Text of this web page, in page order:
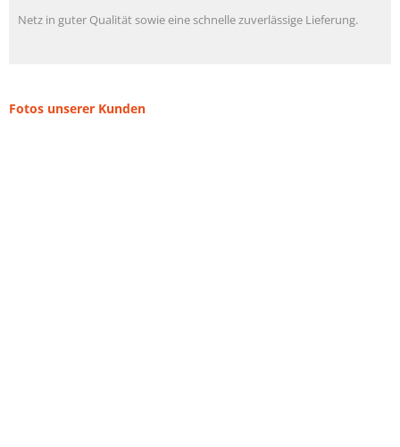
Netz in guter Qualität sowie eine schnelle zuverlässige Lieferung.
Fotos unserer Kunden